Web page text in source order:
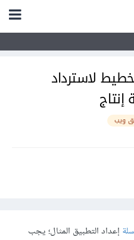
لاسترداد
ويب
إعداد التطبيق المثال؛ يجب